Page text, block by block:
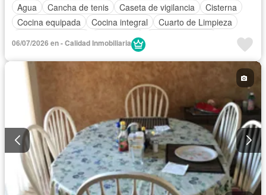
Agua
Cancha de tenis Caseta de vigilancia
Cisterna
Cocina equipada
Cocina integral
Cuarto de Limpieza
Electricidad
Recámara con closet
Seguridad
Terraza Wifi
06/07/2026 en - Calidad Inmobiliaria